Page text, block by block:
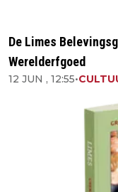
De Limes
Werelderfgoed
12 JUN , 12:55•